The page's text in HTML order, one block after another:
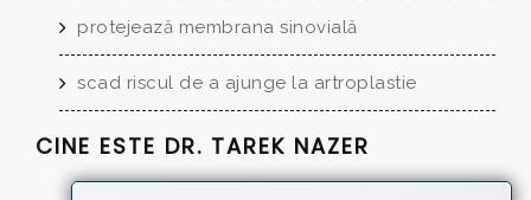
protejează membrana sinovială
scad riscul de a ajunge la artroplastie
CINE ESTE DR. TAREK NAZER